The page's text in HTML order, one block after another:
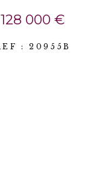
128 000 €
: 20955B